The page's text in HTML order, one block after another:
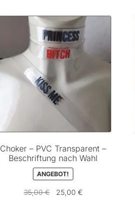
Choker – PVC Transparent –
Beschriftung nach Wahl
ANGEBOT!
35,00€
Ursprünglicher
25,00 €Aktueller